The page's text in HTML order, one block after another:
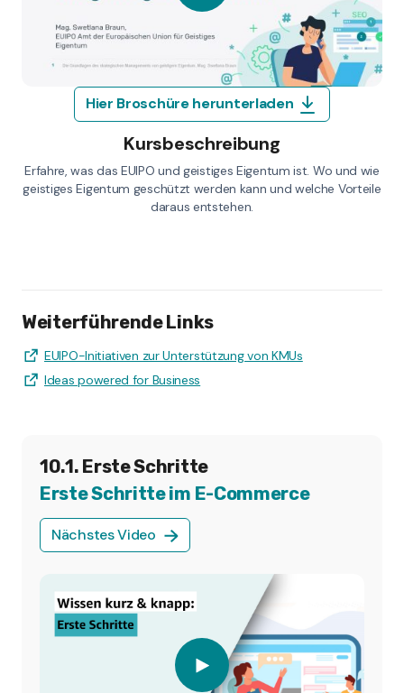
Hier Broschüre herunterladen
Kursbeschreibung
Erfahre, was das EUIPO und geistiges Eigentum ist. Wo und wie
geistiges Eigentum geschützt werden kann und welche Vorteile
daraus entstehen.
Weiterführende Links
EUIPO-Initiativen zur Unterstützung von KMUs
Ideas powered for Business
10.1. Erste Schritte
Erste Schritte im E-Commerce
Nächstes Video